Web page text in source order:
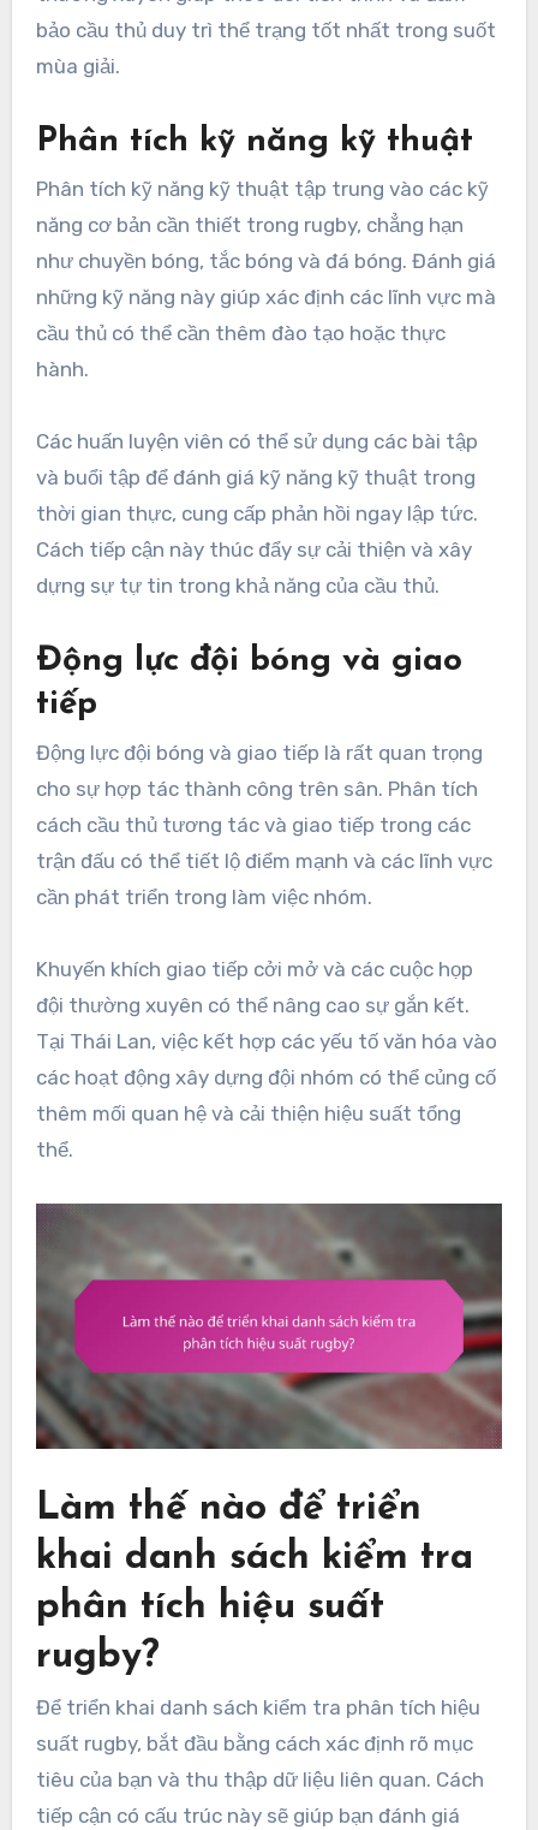
bảo cầu thủ duy trì thể trạng tốt nhất trong suốt
mùa giải.
Phân tích kỹ năng kỹ thuật
Phân tích kỹ năng kỹ thuật tập trung vào các kỹ
năng cơ bản cần thiết trong rugby, chẳng hạn
như chuyền bóng, tắc bóng và đá bóng. Đánh giá
những kỹ năng này giúp xác định các lĩnh vực mà
cầu thủ có thể cần thêm đào tạo hoặc thực
hành.
Các huấn luyện viên có thể sử dụng các bài tập
và buổi tập để đánh giá kỹ năng kỹ thuật trong
thời gian thực, cung cấp phản hồi ngay lập tức.
Cách tiếp cận này thúc đẩy sự cải thiện và xây
dựng sự tự tin trong khả năng của cầu thủ.
Động lực đội bóng và giao
tiếp
Động lực đội bóng và giao tiếp là rất quan trọng
cho sự hợp tác thành công trên sân. Phân tích
cách cầu thủ tương tác và giao tiếp trong các
trận đấu có thể tiết lộ điểm mạnh và các lĩnh vực
cần phát triển trong làm việc nhóm.
Khuyến khích giao tiếp cởi mở và các cuộc họp
đội thường xuyên có thể nâng cao sự gắn kết.
Tại Thái Lan, việc kết hợp các yếu tố văn hóa vào
các hoạt động xây dựng đội nhóm có thể củng cố
thêm mối quan hệ và cải thiện hiệu suất tổng
thể.
Làm thế nào để triển
khai danh sách kiểm tra
phân tích hiệu suất
rugby?
Để triển khai danh sách kiểm tra phân tích hiệu
suất rugby, bắt đầu bằng cách xác định rõ mục
tiêu của bạn và thu thập dữ liệu liên quan. Cách
tiếp cận có cấu trúc này sẽ giúp bạn đánh giá